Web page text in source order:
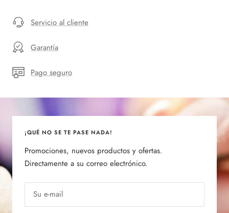
Servicio al cliente
Garantía
Pago seguro
¡QUÉ NO SE TE PASE NADA!
Promociones, nuevos productos y ofertas.
Directamente a su correo electrónico.
Su e-mail